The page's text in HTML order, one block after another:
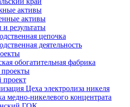
активы
активы
результаты
цепочка
деятельность
обогатительная фабрика
Цеха электролиза никеля
медно-никелевого концентрата